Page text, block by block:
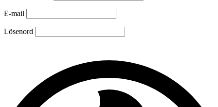
E-mail
Lösenord